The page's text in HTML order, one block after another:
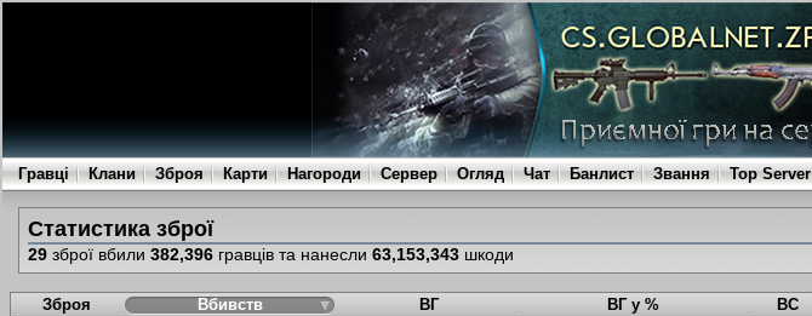
Гравці Клани Зброя Карти Нагороди Сервер Огляд Чат Банлист Звання Top Server
Статистика зброї
29зброї вбили 382,396гравців та нанесли 63,153,343шкоди
Зброя Вбивств ВГ ВГ у % ВС